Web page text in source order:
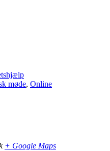
møde, Online
+ Google Maps